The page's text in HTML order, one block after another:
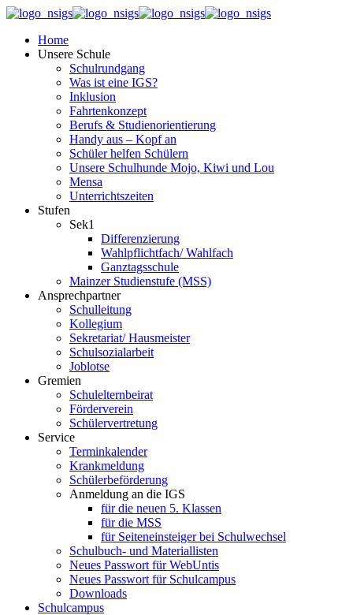
Home
Unsere Schule
Schulrundgang
Was ist eine IGS?
Inklusion
Fahrtenkonzept
Berufs & Studienorientierung
Handy aus – Kopf an
Schüler helfen Schülern
Unsere Schulhunde Mojo, Kiwi und Lou
Mensa
Unterrichtszeiten
Stufen
Sek1
Differenzierung
Wahlpflichtfach/ Wahlfach
Ganztagsschule
Mainzer Studienstufe (MSS)
Ansprechpartner
Schulleitung
Kollegium
Sekretariat/ Hausmeister
Schulsozialarbeit
Joblotse
Gremien
Schulelternbeirat
Förderverein
Schülervertretung
Service
Terminkalender
Krankmeldung
Schülerbeförderung
Anmeldung an die IGS
für die neuen 5. Klassen
für die MSS
für Seiteneinsteiger bei Schulwechsel
Schulbuch- und Materiallisten
Neues Passwort für WebUntis
Neues Passwort für Schulcampus
Downloads
Schulcampus